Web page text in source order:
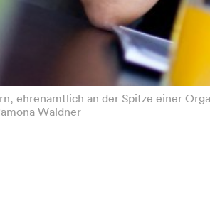
ehrenamtlich an der Spitze einer
Waldner